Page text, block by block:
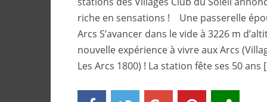
riche en sensations ! Une passerelle
Arcs S’avancer dans le vide à 3226 m
nouvelle expérience à vivre aux Arcs
Les Arcs 1800) ! La station fête ses 50 ans